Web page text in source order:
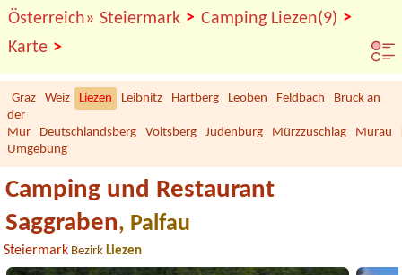
Österreich» Steiermark > Camping Liezen(9) >
Karte >
Graz Weiz Liezen Leibnitz Hartberg Leoben Feldbach
Bruck an
der
Mur
Deutschlandsberg Voitsberg Judenburg Mürzzuschlag Murau
Umgebung
Camping und Restaurant
Saggraben, Palfau
Steiermark Bezirk Liezen